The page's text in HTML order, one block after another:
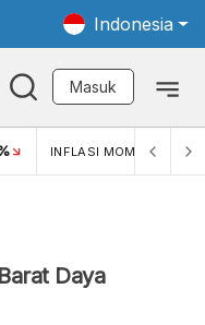
Indonesia
Masuk
INFLASI MOM (MAR)
Daya